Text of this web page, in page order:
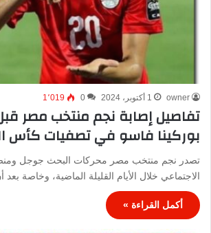
owner 1 أكتوبر، 2024 0 1٬019
تفاصيل إصابة نجم منتخب مصر
بوركينا فاسو في تصفيات كأس
تصدر نجم منتخب مصر محركات البحث جوجل
الاجتماعي خلال الأيام القليلة الماضية، وخاصة
أكمل القراءة »